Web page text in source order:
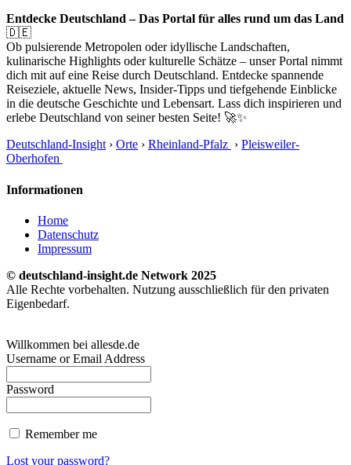
Entdecke Deutschland – Das Portal für alles rund um das Land
🇩🇪
Ob pulsierende Metropolen oder idyllische Landschaften,
kulinarische Highlights oder kulturelle Schätze – unser Portal nimmt
dich mit auf eine Reise durch Deutschland. Entdecke spannende
Reiseziele, aktuelle News, Insider-Tipps und tiefgehende Einblicke
in die deutsche Geschichte und Lebensart. Lass dich inspirieren und
erlebe Deutschland von seiner besten Seite! 🚀✨
Deutschland-Insight › Orte › Rheinland-Pfalz › Pleisweiler-
Oberhofen
Informationen
Home
Datenschutz
Impressum
© deutschland-insight.de Network 2025
Alle Rechte vorbehalten. Nutzung ausschließlich für den privaten
Eigenbedarf.
Willkommen bei allesde.de
Username or Email Address
Password
Remember me
Lost your password?